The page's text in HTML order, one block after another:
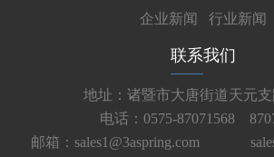
企业新闻 行业新闻
联系我们
地址：诸暨市大唐街道天元支
电话：0575-87071568
邮箱：sales1@3aspring.com